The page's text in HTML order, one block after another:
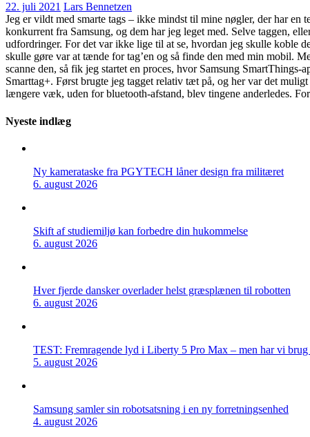
22. juli 2021 Lars Bennetzen
Jeg er vildt med smarte tags – ikke mindst til mine nøgler, der har
konkurrent fra Samsung, og dem har jeg leget med. Selve taggen,
udfordringer. For det var ikke lige til at se, hvordan jeg skulle koble
skulle gøre var at tænde for tag’en og så finde den med min mobil.
scanne den, så fik jeg startet en proces, hvor Samsung
Smarttag+. Først brugte jeg tagget relativ tæt på, og her var det
længere væk, uden for bluetooth-afstand, blev tingene anderledes. For
Nyeste indlæg
Ny kamerataske fra PGYTECH låner design fra militæret
6. august 2026
Skift af studiemiljø kan forbedre din hukommelse
6. august 2026
Hver fjerde dansker overlader helst græsplænen til robotten
6. august 2026
TEST: Fremragende lyd i Liberty 5 Pro Max – men har vi brug
5. august 2026
Samsung samler sin robotsatsning i en ny forretningsenhed
4. august 2026